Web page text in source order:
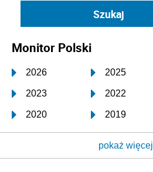
Monitor Polski
2026 2025
2023 2022
2020 2019
2017 2016
2014 2013
pokaż więcej